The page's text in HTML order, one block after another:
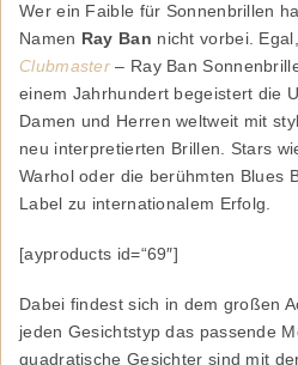
Wer ein Faible für Sonnenbrillen
Namen Ray Ban nicht vorbei.
Clubmaster – Ray Ban
einem Jahrhundert begeistert die
Damen und Herren weltweit mit
neu interpretierten Brillen. Stars
Warhol oder die berühmten Blues
Label zu internationalem Erfolg.
[ayproducts id=“69″]
Dabei findest sich in dem großen
jeden Gesichtstyp das passende
quadratische Gesichter sind mit